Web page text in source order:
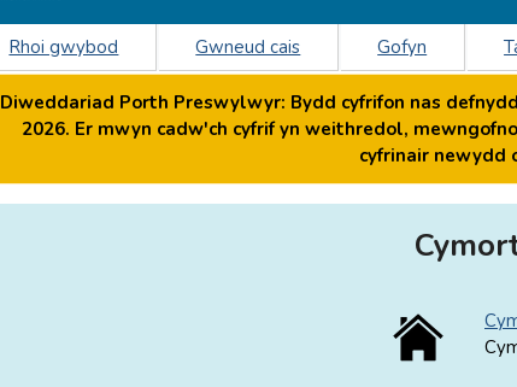
Rhoi gwybod Gwneud cais Gofyn
Diweddariad Porth Preswylwyr: Bydd cyfrifon nas
2026. Er mwyn cadw'ch cyfrif yn weithredol,
cyfrinair newydd